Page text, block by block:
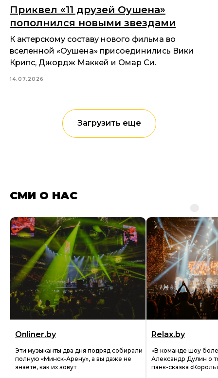
Приквел «11 друзей Оушена»
пополнился новыми звездами
К актерскому составу нового фильма во
вселенной «Оушена» присоединились Вики
Крипс, Джордж Маккей и Омар Си.
14.07.2026
Загрузить еще
СМИ О НАС
Onliner.by
Эти музыканты два дня подряд собирали
полную «Минск-Арену», а вы даже не
знаете, как их зовут
Relax.by
«В команде шоу
Александр Дулин о
панк-сказка «Король